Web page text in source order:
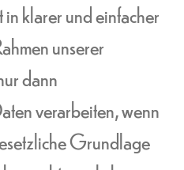
klarer und einfacher
unserer
dann
verarbeiten, wenn
Grundlage